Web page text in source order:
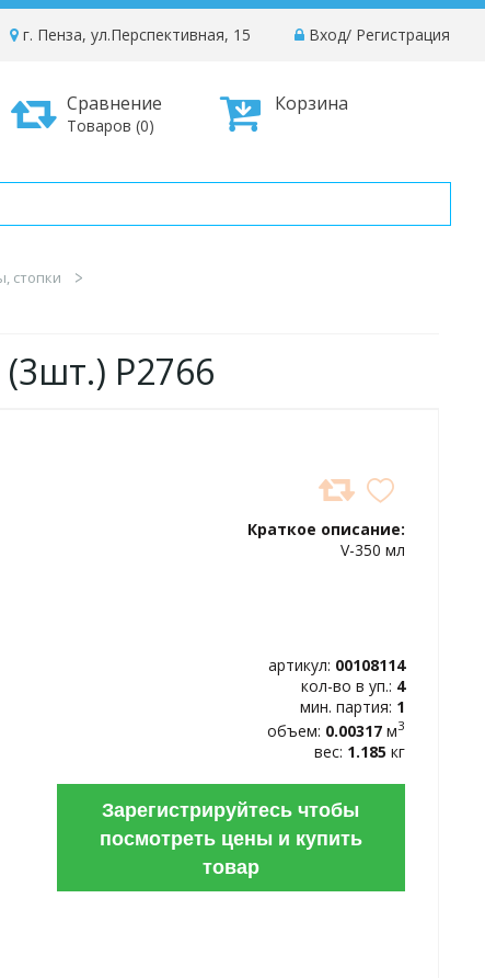
Вход/ Регистрация
г. Пенза, ул.Перспективная, 15
Корзина
Сравнение
Товаров (0)
стопки
P2766
Краткое описание:
V-350 мл
артикул: 00108114
кол-во в уп.: 4
мин. партия: 1
объем: 0.00317 м3
вес: 1.185 кг
Зарегистрируйтесь чтобы
посмотреть цены и купить
товар